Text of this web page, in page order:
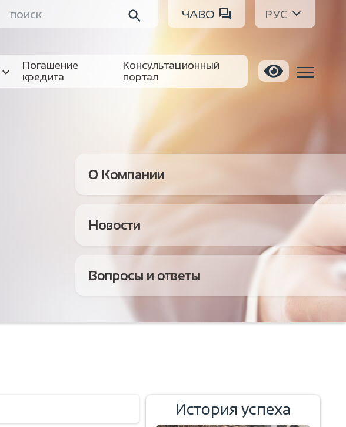
ЧАВО РУС
Погашение
кредита
Консультационный
портал
О Компании
Новости
Вопросы и ответы
История успеха